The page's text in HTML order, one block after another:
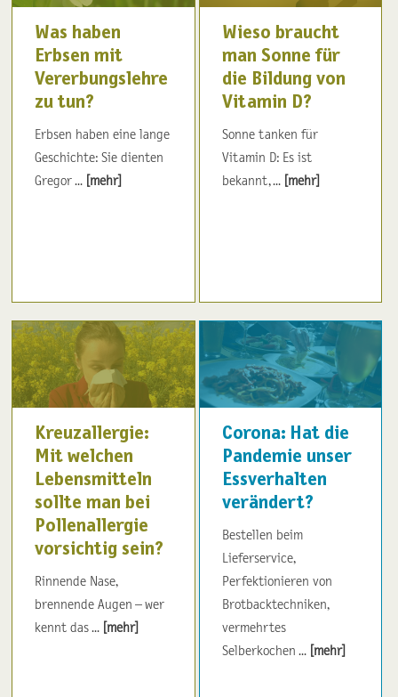
Was haben
Erbsen mit
Vererbungslehre
zu tun?
Erbsen haben eine lange
Geschichte: Sie dienten
Gregor ... [mehr]
Wieso braucht
man Sonne für
die Bildung von
Vitamin D?
Sonne tanken für
Vitamin D: Es ist
bekannt, ... [mehr]
Kreuzallergie:
Mit welchen
Lebensmitteln
sollte man bei
Pollenallergie
vorsichtig sein?
Rinnende Nase,
brennende Augen – wer
kennt das ... [mehr]
Corona: Hat die
Pandemie unser
Essverhalten
verändert?
Bestellen beim
Lieferservice,
Perfektionieren von
Brotbacktechniken,
vermehrtes
Selberkochen ... [mehr]